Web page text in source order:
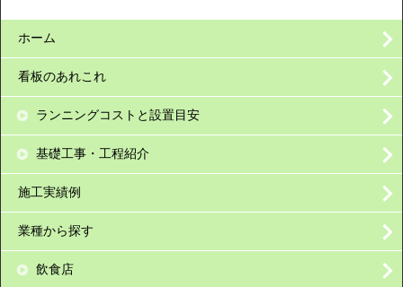
ホーム
看板のあれこれ
ランニングコストと設置目安
基礎工事・工程紹介
施工実績例
業種から探す
飲食店